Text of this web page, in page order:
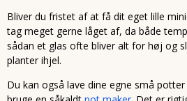
Bliver du fristet af at få dit eget lille
tag meget gerne låget af, da både
sådan et glas ofte bliver alt for høj og
planter ihjel.
Du kan også lave dine egne små